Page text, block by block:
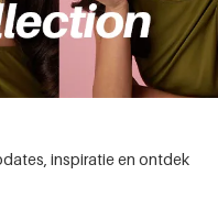
inspiratie en ontdek